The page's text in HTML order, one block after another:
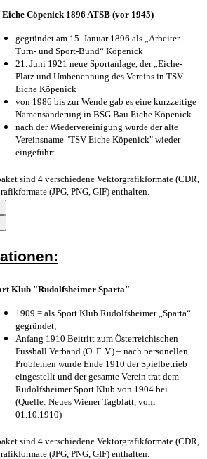
Cöpenick 1896 ATSB (vor 1945)
gegründet am 15. Januar 1896 als „Arbeiter-
Turn- und Sport-Bund“ Köpenick
21. Juni 1921 neue Sportanlage, der „Eiche-
Platz und Umbenennung des Vereins in TSV
Eiche Köpenick
von 1986 bis zur Wende gab es eine kurzzeitige
Namensänderung in BSG Bau Eiche Köpenick
nach der Wiedervereinigung wurde der alte
Vereinsname "TSV Eiche Köpenick" wieder
eingeführt
sind 4 verschiedene Vektorgrafikformate (CDR,
(JPG, PNG, GIF) enthalten.
Klub "Rudolfsheimer Sparta"
1909 = als Sport Klub Rudolfsheimer „Sparta“
gegründet;
Anfang 1910 Beitritt zum Österreichischen
Fussball Verband (Ö. F. V.) – nach personellen
Problemen wurde Ende 1910 der Spielbetrieb
eingestellt und der gesamte Verein trat dem
Rudolfsheimer Sport Klub von 1904 bei
(Quelle: Neues Wiener Tagblatt, vom
01.10.1910)
sind 4 verschiedene Vektorgrafikformate (CDR,
(JPG, PNG, GIF) enthalten.